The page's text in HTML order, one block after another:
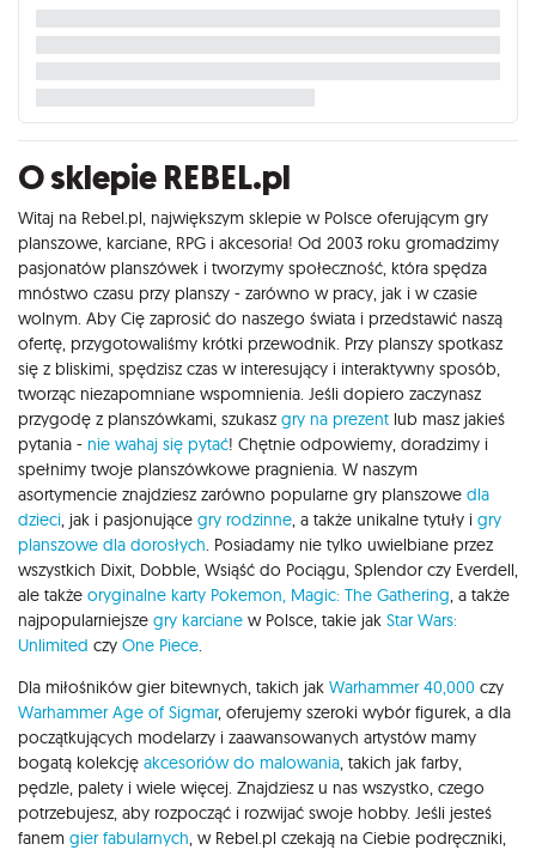
O sklepie REBEL.pl
Witaj na Rebel.pl, największym sklepie w Polsce oferującym gry
planszowe, karciane, RPG i akcesoria! Od 2003 roku gromadzimy
pasjonatów planszówek i tworzymy społeczność, która spędza
mnóstwo czasu przy planszy - zarówno w pracy, jak i w czasie
wolnym. Aby Cię zaprosić do naszego świata i przedstawić naszą
ofertę, przygotowaliśmy krótki przewodnik. Przy planszy spotkasz
się z bliskimi, spędzisz czas w interesujący i interaktywny sposób,
tworząc niezapomniane wspomnienia. Jeśli dopiero zaczynasz
przygodę z planszówkami, szukasz gry na prezent lub masz jakieś
pytania - nie wahaj się pytać! Chętnie odpowiemy, doradzimy i
spełnimy twoje planszówkowe pragnienia. W naszym
asortymencie znajdziesz zarówno popularne gry planszowe dla
dzieci , jak i pasjonujące gry rodzinne , a także unikalne tytuły i gry
planszowe dla dorosłych . Posiadamy nie tylko uwielbiane przez
wszystkich Dixit, Dobble, Wsiąść do Pociągu, Splendor czy Everdell,
ale także oryginalne karty Pokemon, Magic: The Gathering , a także
najpopularniejsze gry karciane w Polsce, takie jak Star Wars:
Unlimited czy One Piece
Dla miłośników gier bitewnych, takich jak Warhammer 40,000 czy
Warhammer Age of Sigmar, oferujemy szeroki wybór figurek, a dla
początkujących modelarzy i zaawansowanych artystów mamy
bogatą kolekcję akcesoriów do malowania , takich jak farby,
pędzle, palety i wiele więcej. Znajdziesz u nas wszystko, czego
potrzebujesz, aby rozpocząć i rozwijać swoje hobby. Jeśli jesteś
fanem gier fabularnych , w Rebel.pl czekają na Ciebie podręczniki,